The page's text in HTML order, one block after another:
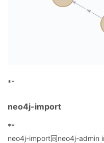
**
neo4j-import
**
neo4j-import同neo4j-admin